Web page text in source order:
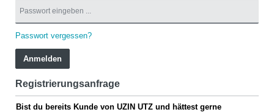
Passwort vergessen?
Anmelden
Registrierungsanfrage
Bist du bereits Kunde von UZIN UTZ und hättest gerne